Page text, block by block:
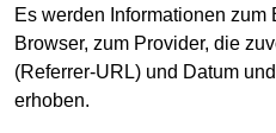
Es werden Informationen zum
Browser, zum Provider, die
(Referrer-URL) und Datum
erhoben.